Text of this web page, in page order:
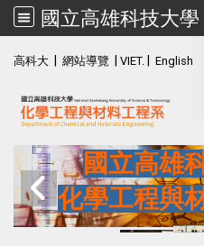
高科大 網站導覽 VIET. English
國立高雄
化學工程與